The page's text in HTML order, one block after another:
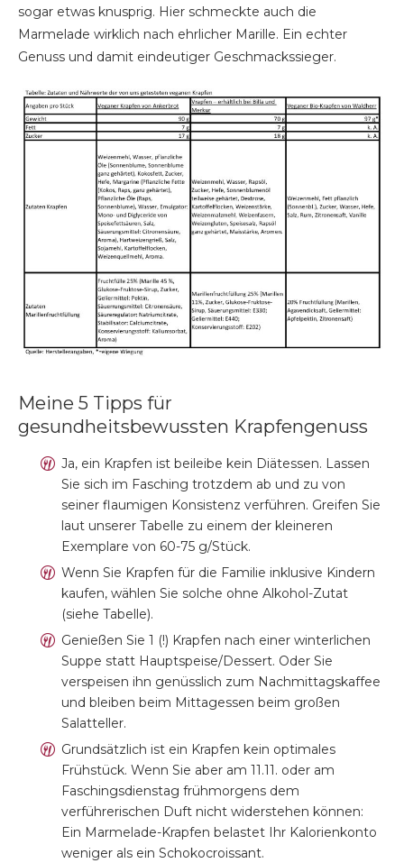
sogar etwas knusprig. Hier schmeckte auch die
Marmelade wirklich nach ehrlicher Marille. Ein echter
Genuss und damit eindeutiger Geschmackssieger.
Meine 5 Tipps für
gesundheitsbewussten Krapfengenuss
Ja, ein Krapfen ist beileibe kein Diätessen. Lassen
Sie sich im Fasching trotzdem ab und zu von
seiner flaumigen Konsistenz verführen. Greifen Sie
laut unserer Tabelle zu einem der kleineren
Exemplare von 60-75 g/Stück.
Wenn Sie Krapfen für die Familie inklusive Kindern
kaufen, wählen Sie solche ohne Alkohol-Zutat
(siehe Tabelle).
Genießen Sie 1 (!) Krapfen nach einer winterlichen
Suppe statt Hauptspeise/Dessert. Oder Sie
verspeisen ihn genüsslich zum Nachmittagskaffee
und bleiben beim Mittagessen beim großen
Salatteller.
Grundsätzlich ist ein Krapfen kein optimales
Frühstück. Wenn Sie aber am 11.11. oder am
Faschingsdienstag frühmorgens dem
verführerischen Duft nicht widerstehen können:
Ein Marmelade-Krapfen belastet Ihr Kalorienkonto
weniger als ein Schokocroissant.